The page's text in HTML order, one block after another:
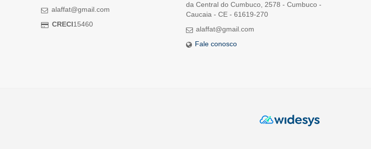
alaffat@gmail.com
CRECI15460
da Central do Cumbuco, 2578 - Cumbuco -
Caucaia - CE - 61619-270
alaffat@gmail.com
Fale conosco